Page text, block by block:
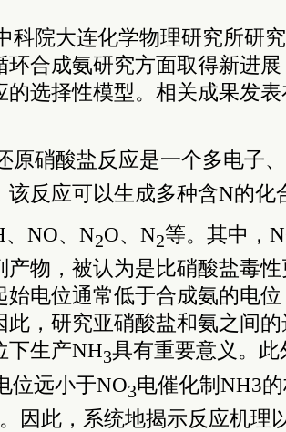
科院大连化学物理研究所研
环合成氨研究方面取得新进
的选择性模型。相关成果发表
原硝酸盐反应是一个多电子
该反应可以生成多种含N的化
、NO、N2O、N2等。其中，
产物，被认为是比硝酸盐毒
始电位通常低于合成氨的电
此，研究亚硝酸盐和氨之间
下生产NH3具有重要意义。
位远小于NO3电催化制NH3
因此，系统地揭示反应机理